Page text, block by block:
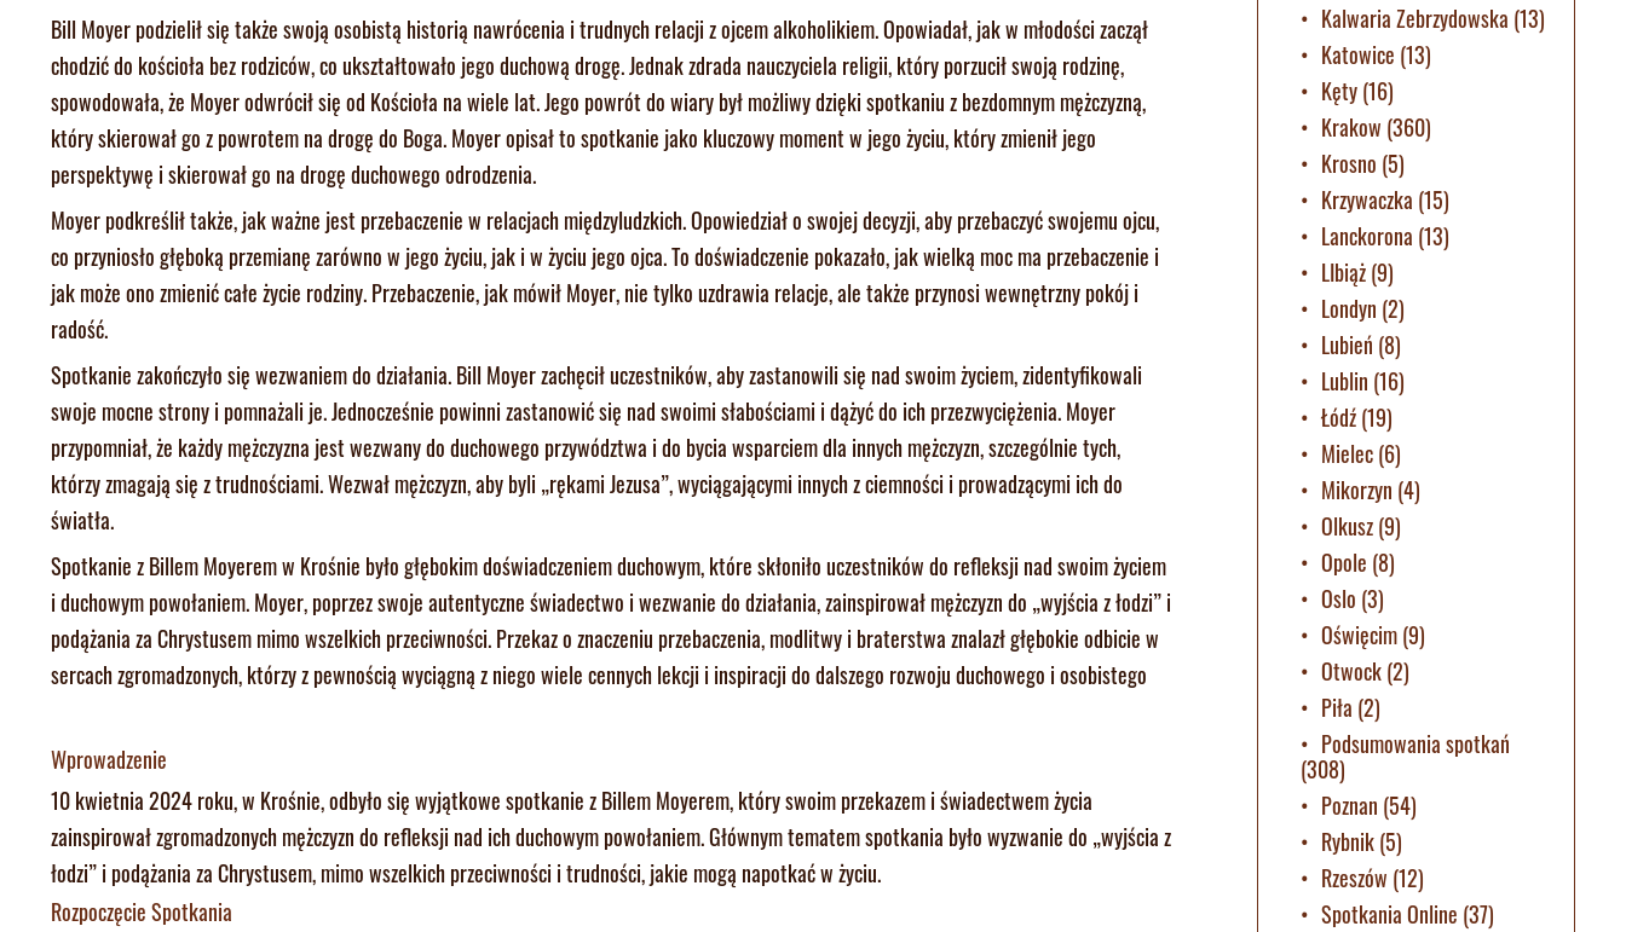
Bill Moyer podzielił się także swoją osobistą historią nawrócenia i trudnych relacji z ojcem alkoholikiem. Opowiadał, jak w młodości zaczął
chodzić do kościoła bez rodziców, co ukształtowało jego duchową drogę. Jednak zdrada nauczyciela religii, który porzucił swoją rodzinę,
spowodowała, że Moyer odwrócił się od Kościoła na wiele lat. Jego powrót do wiary był możliwy dzięki spotkaniu z bezdomnym mężczyzną,
który skierował go z powrotem na drogę do Boga. Moyer opisał to spotkanie jako kluczowy moment w jego życiu, który zmienił jego
perspektywę i skierował go na drogę duchowego odrodzenia.
Moyer podkreślił także, jak ważne jest przebaczenie w relacjach międzyludzkich. Opowiedział o swojej decyzji, aby przebaczyć swojemu ojcu,
co przyniosło głęboką przemianę zarówno w jego życiu, jak i w życiu jego ojca. To doświadczenie pokazało, jak wielką moc ma przebaczenie i
jak może ono zmienić całe życie rodziny. Przebaczenie, jak mówił Moyer, nie tylko uzdrawia relacje, ale także przynosi wewnętrzny pokój i
radość.
Spotkanie zakończyło się wezwaniem do działania. Bill Moyer zachęcił uczestników, aby zastanowili się nad swoim życiem, zidentyfikowali
swoje mocne strony i pomnażali je. Jednocześnie powinni zastanowić się nad swoimi słabościami i dążyć do ich przezwyciężenia. Moyer
przypomniał, że każdy mężczyzna jest wezwany do duchowego przywództwa i do bycia wsparciem dla innych mężczyzn, szczególnie tych,
którzy zmagają się z trudnościami. Wezwał mężczyzn, aby byli „rękami Jezusa”, wyciągającymi innych z ciemności i prowadzącymi ich do
światła.
Spotkanie z Billem Moyerem w Krośnie było głębokim doświadczeniem duchowym, które skłoniło uczestników do refleksji nad swoim życiem
i duchowym powołaniem. Moyer, poprzez swoje autentyczne świadectwo i wezwanie do działania, zainspirował mężczyzn do „wyjścia z łodzi” i
podążania za Chrystusem mimo wszelkich przeciwności. Przekaz o znaczeniu przebaczenia, modlitwy i braterstwa znalazł głębokie odbicie w
sercach zgromadzonych, którzy z pewnością wyciągną z niego wiele cennych lekcji i inspiracji do dalszego rozwoju duchowego i osobistego
Wprowadzenie
10 kwietnia 2024 roku, w Krośnie, odbyło się wyjątkowe spotkanie z Billem Moyerem, który swoim przekazem i świadectwem życia
zainspirował zgromadzonych mężczyzn do refleksji nad ich duchowym powołaniem. Głównym tematem spotkania było wyzwanie do „wyjścia z
łodzi” i podążania za Chrystusem, mimo wszelkich przeciwności i trudności, jakie mogą napotkać w życiu.
Rozpoczęcie Spotkania
Kalwaria Zebrzydowska (13)
Katowice (13)
Kęty(16)
Krakow (360)
Krosno (5)
Krzywaczka (15)
Lanckorona (13)
LIbiąż(9)
Londyn (2)
Lubień (8)
Lublin (16)
Łódź(19)
Mielec(6)
Mikorzyn (4)
Olkusz(9)
Opole (8)
Oslo (3)
Oświęcim(9)
Otwock(2)
Piła (2)
Podsumowania spotkań
(308)
Poznan (54)
Rybnik(5)
Rzeszów (12)
Spotkania Online (37)